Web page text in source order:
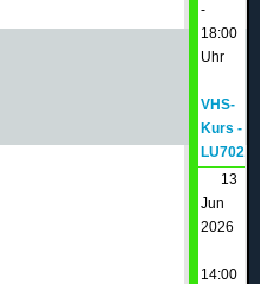
-
18:00
Uhr
VHS-
Kurs -
LU702
13
Jun
2026
14:00